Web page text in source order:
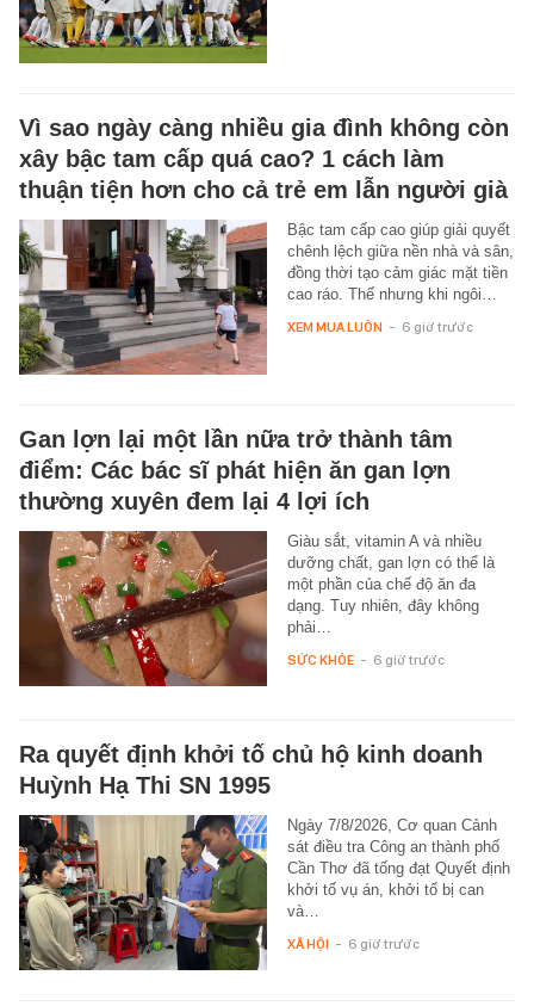
Vì sao ngày càng nhiều gia đình không còn
xây bậc tam cấp quá cao? 1 cách làm
thuận tiện hơn cho cả trẻ em lẫn người già
Bậc tam cấp cao giúp giải quyết
chênh lệch giữa nền nhà và sân,
đồng thời tạo cảm giác mặt tiền
cao ráo. Thế nhưng khi ngôi…
XEM MUA LUÔN - 6 giờ trước
Gan lợn lại một lần nữa trở thành tâm
điểm: Các bác sĩ phát hiện ăn gan lợn
thường xuyên đem lại 4 lợi ích
Giàu sắt, vitamin A và nhiều
dưỡng chất, gan lợn có thể là
một phần của chế độ ăn đa
dạng. Tuy nhiên, đây không
phải…
SỨC KHỎE - 6 giờ trước
Ra quyết định khởi tố chủ hộ kinh doanh
Huỳnh Hạ Thi SN 1995
Ngày 7/8/2026, Cơ quan Cảnh
sát điều tra Công an thành phố
Cần Thơ đã tống đạt Quyết định
khởi tố vụ án, khởi tố bị can
và…
XÃ HỘI - 6 giờ trước